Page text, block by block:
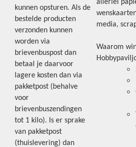
kunnen opsturen. Als de
bestelde producten
verzonden kunnen
worden via
brievenbuspost dan
betaal je daarvoor
lagere kosten dan via
pakketpost (behalve
voor
brievenbuszendingen
tot 1 kilo). Is er sprake
van pakketpost
(thuislevering) dan
allerlei
media,
Waarom